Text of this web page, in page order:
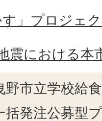
」プロジェ
震における本
野市立学校給
括発注公募型